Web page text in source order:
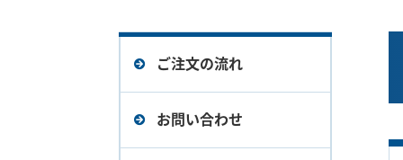
ご注文の流れ
お問い合わせ